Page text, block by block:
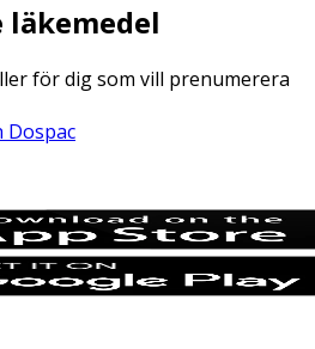
läkemedel
för dig som vill prenumerera
Dospac